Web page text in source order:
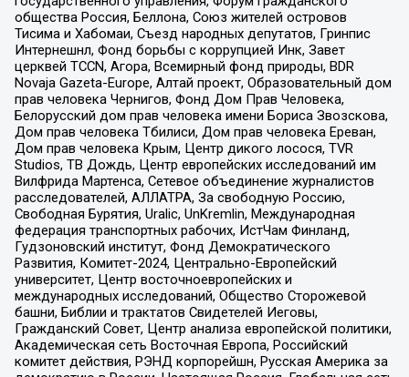
общества Россия, Беллона, Союз жителей островов
Тисима и Хабомаи, Съезд народных депутатов, Гринпис
Интернешнл, Фонд борьбы с коррупцией Инк, Завет
церквей TCCN, Агора, Всемирный фонд природы, BDR
Novaja Gazeta-Europe, Алтай проект, Образовательный дом
прав человека Чернигов, Фонд Дом Прав Человека,
Белорусский дом прав человека имени Бориса Звозскова,
Дом прав человека Тбилиси, Дом прав человека Ереван,
Дом прав человека Крым, Центр дикого лосося, TVR
Studios, ТВ Дождь, Центр европейских исследований им
Вилфрида Мартенса, Сетевое объединение журналистов
расследователей, АЛЛАТРА, За свободную Россию,
Свободная Бурятия, Uralic, UnKremlin, Международная
федерация транспортных рабочих, ИстЧам Финланд,
Гудзоновский институт, Фонд Демократического
Развития, Комитет-2024, Центрально-Европейский
университет, Центр восточноевропейских и
международных исследований, Общество Сторожевой
башни, Библии и трактатов Свидетелей Иеговы,
Гражданский Совет, Центр анализа европейской политики,
Академическая сеть Восточная Европа, Российский
комитет действия, РЭНД корпорейшн, Русская Америка за